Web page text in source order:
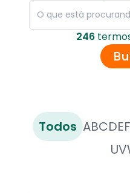
246 termo
Todos ABCDEF
UV